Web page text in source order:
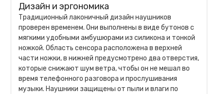
Дизайн и эргономика
Традиционный лаконичный дизайн наушников
проверен временем. Они выполнены в виде бутонов с
мягкими удобными амбушюрами из силикона и тонкой
ножкой. Область сенсора расположена в верхней
части ножки, в нижней предусмотрено два отверстия,
которые снижают шум ветра, чтобы он не мешал во
время телефонного разговора и прослушивания
музыки. Наушники защищены от пыли и влаги по